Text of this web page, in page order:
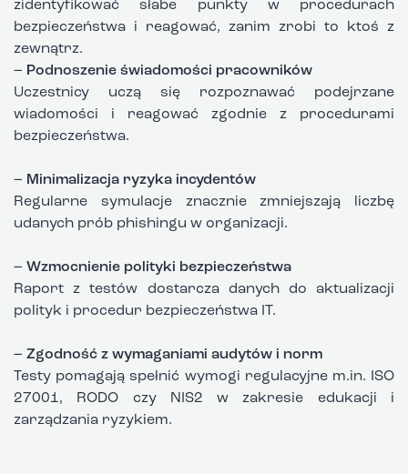
zidentyfikować słabe punkty w procedurach
bezpieczeństwa i reagować, zanim zrobi to ktoś z
zewnątrz.
– Podnoszenie świadomości pracowników
Uczestnicy uczą się rozpoznawać podejrzane
wiadomości i reagować zgodnie z procedurami
bezpieczeństwa.
– Minimalizacja ryzyka incydentów
Regularne symulacje znacznie zmniejszają liczbę
udanych prób phishingu w organizacji.
– Wzmocnienie polityki bezpieczeństwa
Raport z testów dostarcza danych do aktualizacji
polityk i procedur bezpieczeństwa IT.
– Zgodność z wymaganiami audytów i norm
Testy pomagają spełnić wymogi regulacyjne m.in. ISO
27001, RODO czy NIS2 w zakresie edukacji i
zarządzania ryzykiem.